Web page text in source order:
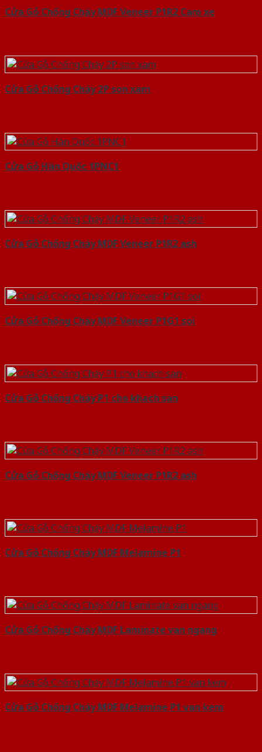
Cửa Gỗ Chống Cháy MDF Veneer P1R2 Cam xe
Cửa Gỗ Chống Cháy 2P son xam
Cửa Gỗ Hàn Quốc 1PNC1
Cửa Gỗ Chống Cháy MDF Veneer P1R2 ash
Cửa Gỗ Chống Cháy MDF Veneer P1G1 soi
Cửa Gỗ Chống Cháy P1 cho khach san
Cửa Gỗ Chống Cháy MDF Veneer P1R2 ash
Cửa Gỗ Chống Cháy MDF Melamine P1
Cửa Gỗ Chống Cháy MDF Laminate van ngang
Cửa Gỗ Chống Cháy MDF Melamine P1 van kem